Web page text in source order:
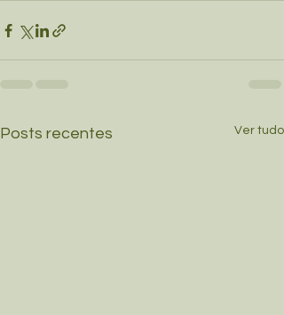
Posts recentes Ver tudo